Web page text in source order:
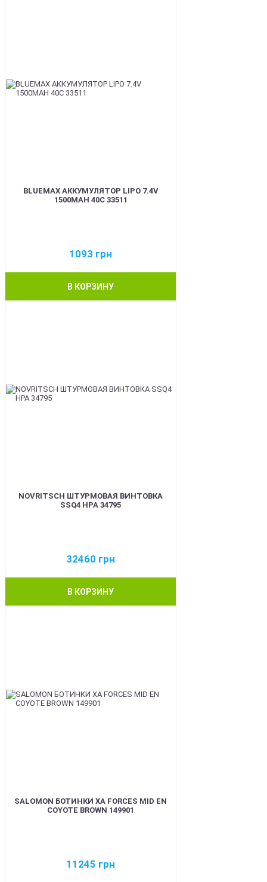
BLUEMAX АККУМУЛЯТОР LIPO 7.4V
1500MAH 40C 33511
1093 грн
В КОРЗИНУ
NOVRITSCH ШТУРМОВАЯ ВИНТОВКА
SSQ4 HPA 34795
32460 грн
В КОРЗИНУ
SALOMON БОТИНКИ XA FORCES MID EN
COYOTE BROWN 149901
11245 грн